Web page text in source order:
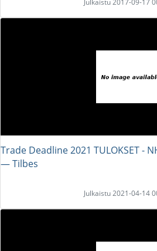
Trade Deadline 2021 TULOKSET -
― Tilbes
Julkaistu 2021-04-14